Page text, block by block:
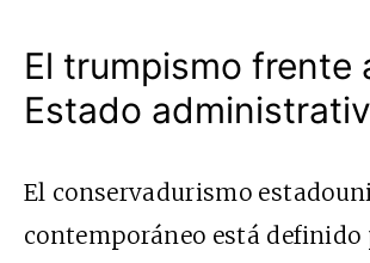
El trumpismo frente
Estado
El conservadurismo
contemporáneo está definido